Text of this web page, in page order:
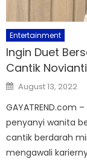
Entertainment
Ingin Duet
Cantik
Posted
on
August 13, 2022
GAYATREND.com
penyanyi wanita
cantik berdarah
mengawali